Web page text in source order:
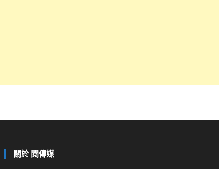
關於 閱傳媒